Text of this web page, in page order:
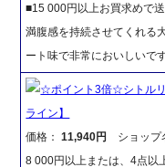
■15 000円以上お買求めで
満腹感を持続させてくれる
ート味で非常においしいです
☆ポイント3倍☆シトル
ライン】
価格：11,940円
ショップ
8 000円以上または、4点以